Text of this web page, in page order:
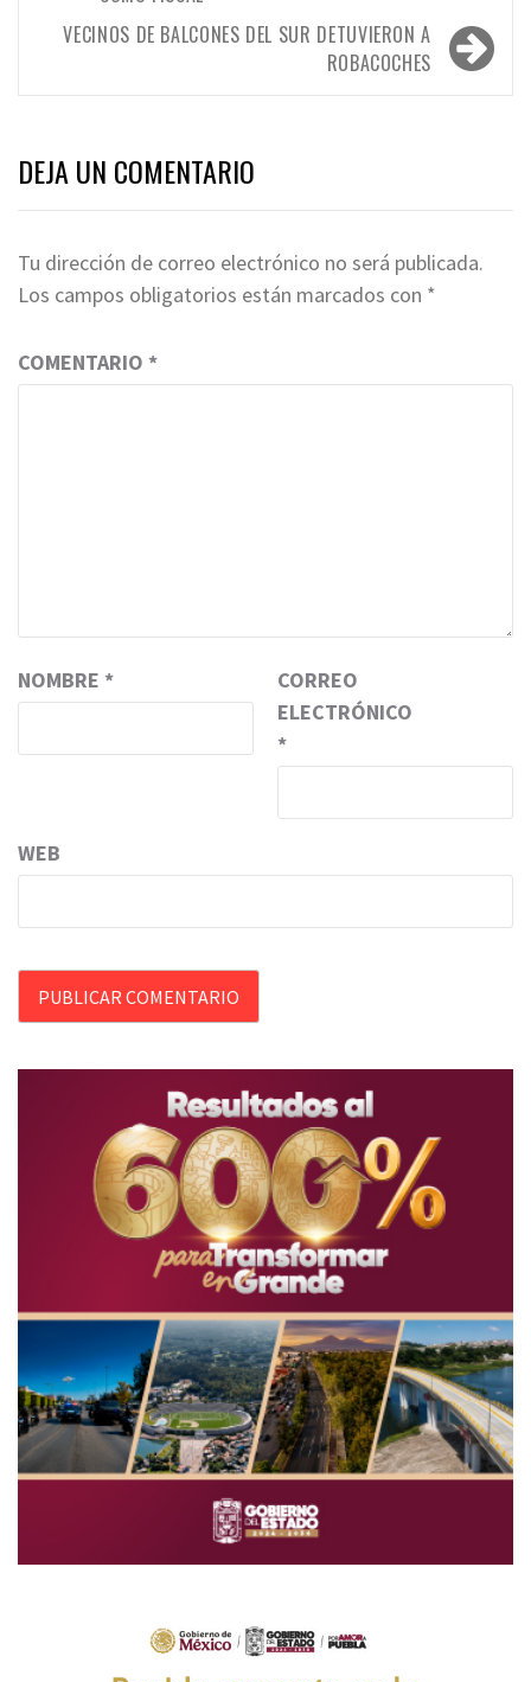
entradas
VECINOS DE BALCONES DEL SUR DETUVIERON A
ROBACOCHES
DEJA UN COMENTARIO
Tu dirección de correo electrónico no será publicada.
Los campos obligatorios están marcados con *
COMENTARIO *
NOMBRE *
CORREO
ELECTRÓNICO
*
WEB